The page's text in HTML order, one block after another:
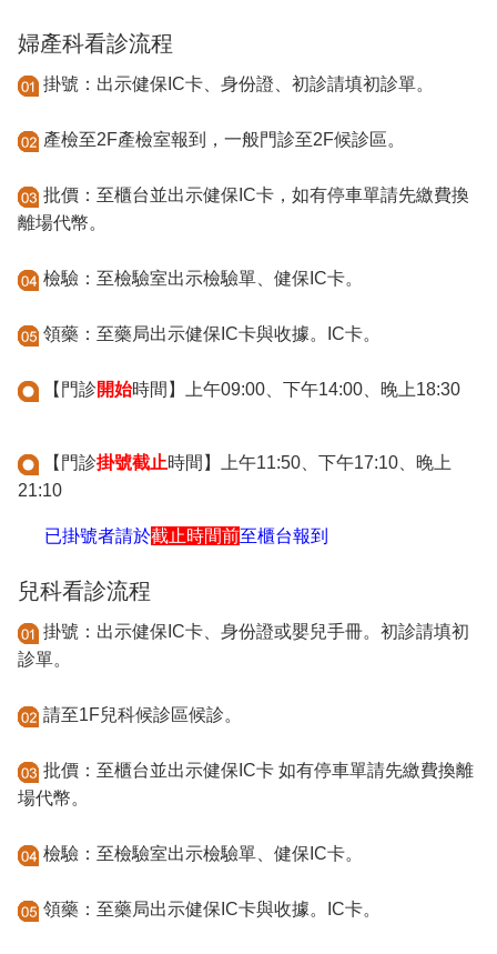
婦產科看診流程
掛號：出示健保IC卡、身份證、初診請填初診單。
產檢至2F產檢室報到，一般門診至2F候診區。
批價：至櫃台並出示健保IC卡，如有停車單請先繳費換
離場代幣。
檢驗：至檢驗室出示檢驗單、健保IC卡。
領藥：至藥局出示健保IC卡與收據。IC卡。
【門診開始時間】上午09:00、下午14:00、晚上18:30
【門診掛號截止時間】上午11:50、下午17:10、晚上
21:10
已掛號者請於截止時間前至櫃台報到
兒科看診流程
掛號：出示健保IC卡、身份證或嬰兒手冊。初診請填初
診單。
請至1F兒科候診區候診。
批價：至櫃台並出示健保IC卡 如有停車單請先繳費換離
場代幣。
檢驗：至檢驗室出示檢驗單、健保IC卡。
領藥：至藥局出示健保IC卡與收據。IC卡。